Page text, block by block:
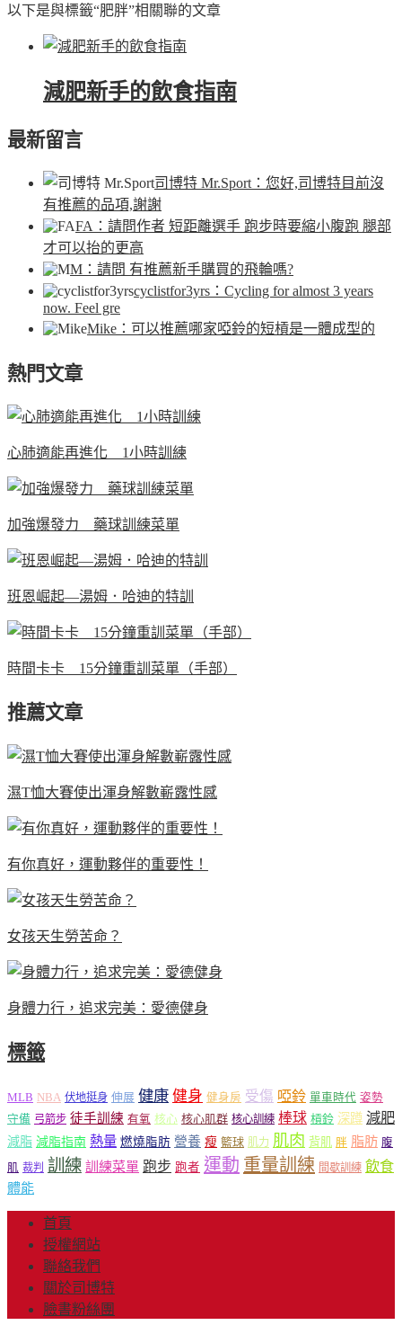
以下是與標籤“肥胖”相關聯的文章
減肥新手的飲食指南
最新留言
司博特 Mr.Sport ：您好,司博特目前沒
有推薦的品項,謝謝
FA ：請問作者 短距離選手 跑步時要縮小腹跑 腿部
才可以抬的更高
M ：請問 有推薦新手購買的飛輪嗎?
cyclistfor3yrs ：Cycling for almost 3 years
now. Feel gre
Mike ：可以推薦哪家啞鈴的短槓是一體成型的
熱門文章
心肺適能再進化 1小時訓練
加強爆發力 藥球訓練菜單
班恩崛起—湯姆．哈迪的特訓
時間卡卡 15分鐘重訓菜單（手部）
推薦文章
濕T恤大賽使出渾身解數嶄露性感
有你真好，運動夥伴的重要性！
女孩天生勞苦命？
身體力行，追求完美：愛德健身
標籤
MLB NBA 伏地挺身 伸展 健康 健身 健身房 受傷 啞鈴 單車時代 姿勢
守備 弓箭步 徒手訓練 有氧 核心 核心肌群 核心訓練 棒球 槓鈴 深蹲 減肥
減脂 減脂指南 熱量 燃燒脂肪 營養 瘦 籃球 肌力 肌肉 背肌 胖 脂肪 腹
肌 裁判 訓練 訓練菜單 跑步 跑者 運動 重量訓練 間歇訓練 飲食
體能
首頁
授權網站
聯絡我們
關於司博特
臉書粉絲團